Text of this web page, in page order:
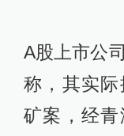
A股上市公
称，其实
矿案，经